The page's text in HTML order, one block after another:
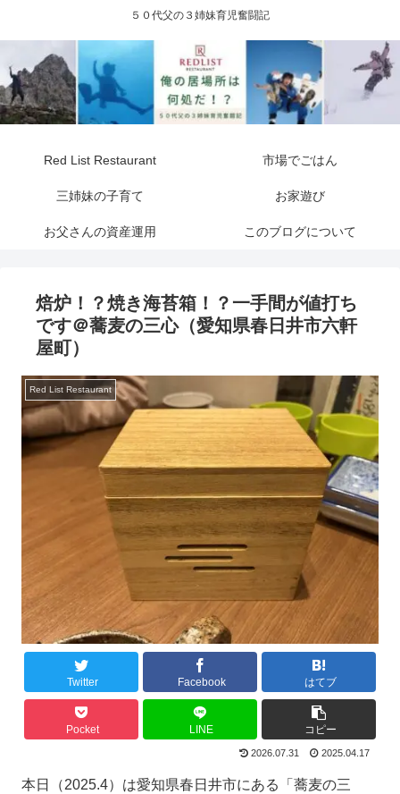
５０代父の３姉妹育児奮闘記
Red List Restaurant 市場でごはん
三姉妹の子育て お家遊び
お父さんの資産運用 このブログについて
焙炉！？焼き海苔箱！？一手間が値打ち
です＠蕎麦の三心（愛知県春日井市六軒
屋町）
Red List Restaurant
Twitter Facebook はてブ
Pocket LINE コピー
2026.07.31 2025.04.17
本日（2025.4）は愛知県春日井市にある「蕎麦の三